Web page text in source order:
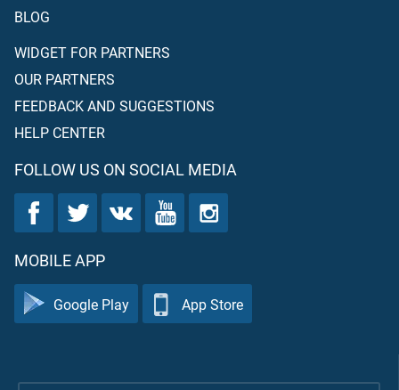
BLOG
WIDGET FOR PARTNERS
OUR PARTNERS
FEEDBACK AND SUGGESTIONS
HELP CENTER
FOLLOW US ON SOCIAL MEDIA
MOBILE APP
Google Play App Store